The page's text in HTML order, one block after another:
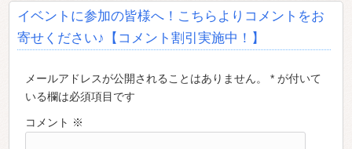
イベントに参加の皆様へ！こちらよりコメントをお
寄せください♪【コメント割引実施中！】
メールアドレスが公開されることはありません。 * が付いて
いる欄は必須項目です
コメント ※